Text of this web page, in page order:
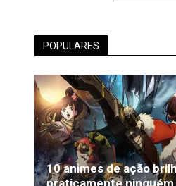
POPULARES
10 animes de ação